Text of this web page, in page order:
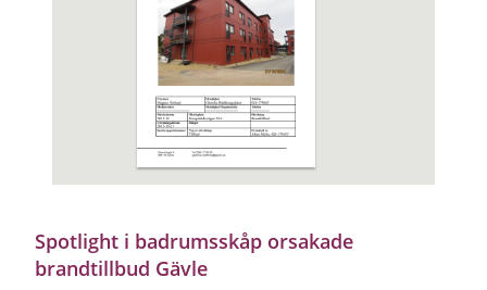
Spotlight i badrumsskåp orsakade
brandtillbud Gävle